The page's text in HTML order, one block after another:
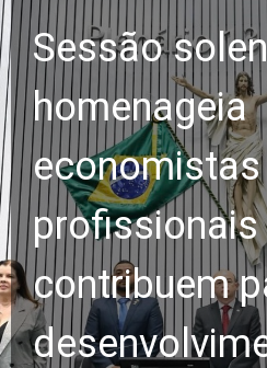
Sessão
homenageia
economistas
profissionais
contribuem